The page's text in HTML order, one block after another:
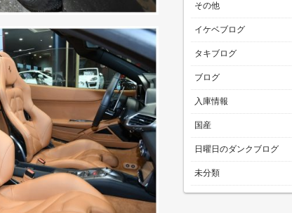
その他
イケベブログ
タキブログ
ブログ
入庫情報
国産
日曜日のダンクブログ
未分類